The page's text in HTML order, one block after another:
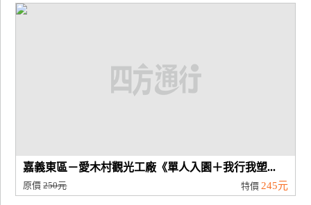
嘉義東區－愛木村觀光工廠《單人入園＋我行我塑...
原價250元 特價 245元